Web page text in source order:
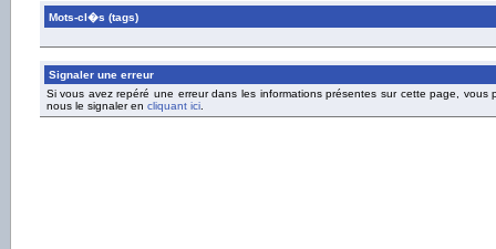
Mots-cl�s (tags)
Signaler une erreur
Si vous avez repéré une erreur dans les informations présentes sur cette page, vous
nous le signaler en cliquant ici.